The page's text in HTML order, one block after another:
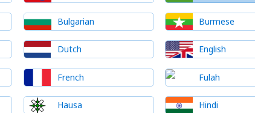
Bulgarian Burmese
Dutch English
French Fulah
Hausa Hindi